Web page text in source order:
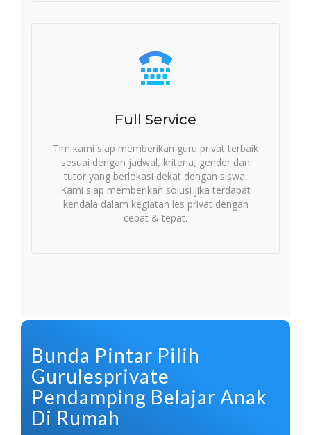
Full Service
Tim kami siap memberikan guru privat terbaik
sesuai dengan jadwal, kriteria, gender dan
tutor yang berlokasi dekat dengan siswa.
Kami siap memberikan solusi jika terdapat
kendala dalam kegiatan les privat dengan
cepat & tepat.
Bunda Pintar Pilih
Gurulesprivate
Pendamping Belajar Anak
Di Rumah